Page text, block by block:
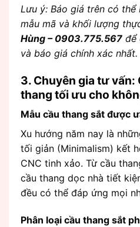
Lưu ý: Báo giá trên có
mẫu mã và khối lượng
Hùng – 0903.775.567 để
và báo giá chính xác nhất.
3. Chuyên gia tư vấn:
thang tối ưu cho
Mẫu cầu thang sắt được
Xu hướng năm nay là
tối giản (Minimalism) kết
CNC tinh xảo. Từ cầu
cầu thang dọc nhà tiết
đều có thể đáp ứng mọi
Phân loại cầu thang sắt